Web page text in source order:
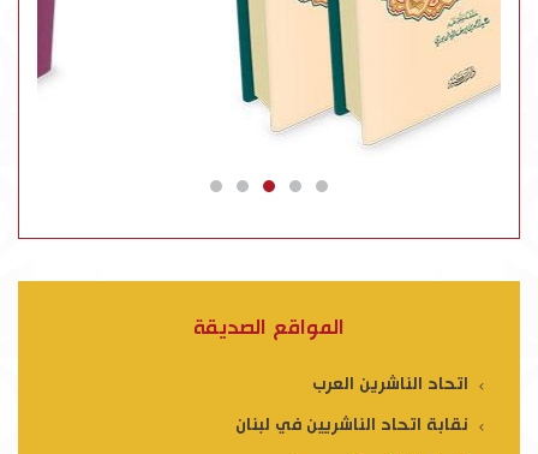
المواقع الصديقة
اتحاد الناشرين العرب
نقابة اتحاد الناشريين في لبنان